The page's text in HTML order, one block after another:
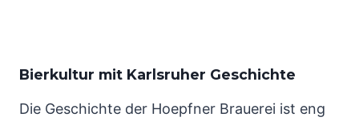
Bierkultur mit Karlsruher Geschichte
Die Geschichte der Hoepfner Brauerei ist eng